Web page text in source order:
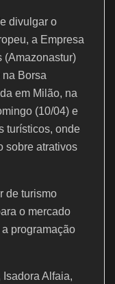
divulgar o
a Empresa
(Amazonastur)
Borsa
em Milão, na
(10/04) e
turísticos, onde
sobre atrativos
de turismo
o mercado
programação
Alfaia,